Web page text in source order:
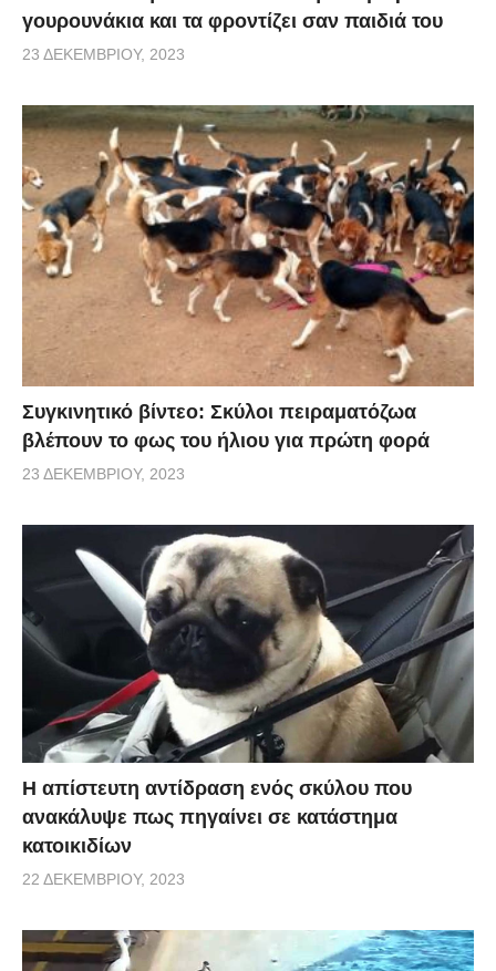
γουρουνάκια και τα φροντίζει σαν παιδιά του
23 ΔΕΚΕΜΒΡΊΟΥ, 2023
Συγκινητικό βίντεο: Σκύλοι πειραματόζωα
βλέπουν το φως του ήλιου για πρώτη φορά
23 ΔΕΚΕΜΒΡΊΟΥ, 2023
Η απίστευτη αντίδραση ενός σκύλου που
ανακάλυψε πως πηγαίνει σε κατάστημα
κατοικιδίων
22 ΔΕΚΕΜΒΡΊΟΥ, 2023